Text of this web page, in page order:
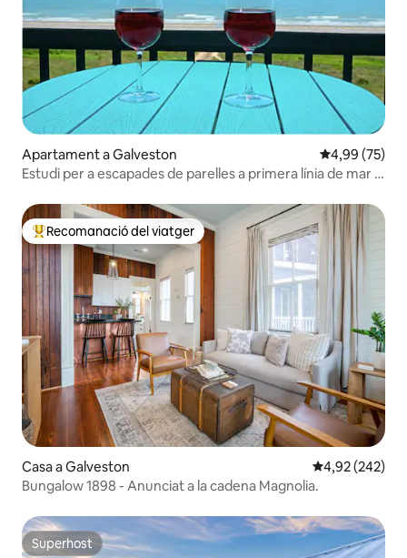
Apartament a Galveston 4,99 de
4,99 (75)
Estudi per a escapades de parelles a primera línia de mar l
Principals recomanacions dels viatgers
Recomanació del viatger
Casa a Galveston 4,92 de
4,92 (242)
Bungalow 1898 - Anunciat a la cadena Magnolia.
Superhost
Superhost